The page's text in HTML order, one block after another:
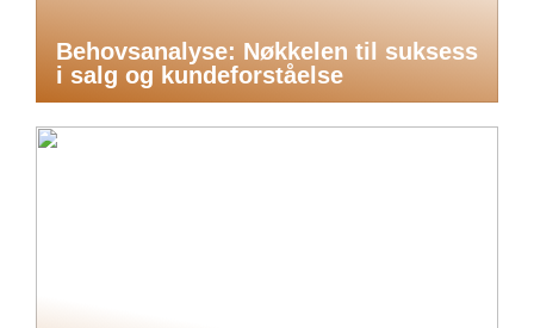
Behovsanalyse: Nøkkelen til suksess
i salg og kundeforståelse